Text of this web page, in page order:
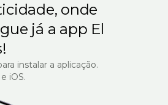
onde
já a app El
instalar a aplicação.
iOS.